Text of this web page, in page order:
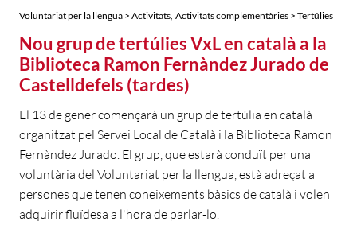
Voluntariat per la llengua > Activitats Activitats complementàries > Tertúlies
Nou grup de tertúlies VxL en català a la
Biblioteca Ramon Fernàndez Jurado de
Castelldefels (tardes)
El 13 de gener començarà un grup de tertúlia en català
organitzat pel Servei Local de Català i la Biblioteca Ramon
Fernàndez Jurado. El grup, que estarà conduït per una
voluntària del Voluntariat per la llengua, està adreçat a
persones que tenen coneixements bàsics de català i volen
adquirir fluïdesa a l'hora de parlar-lo.